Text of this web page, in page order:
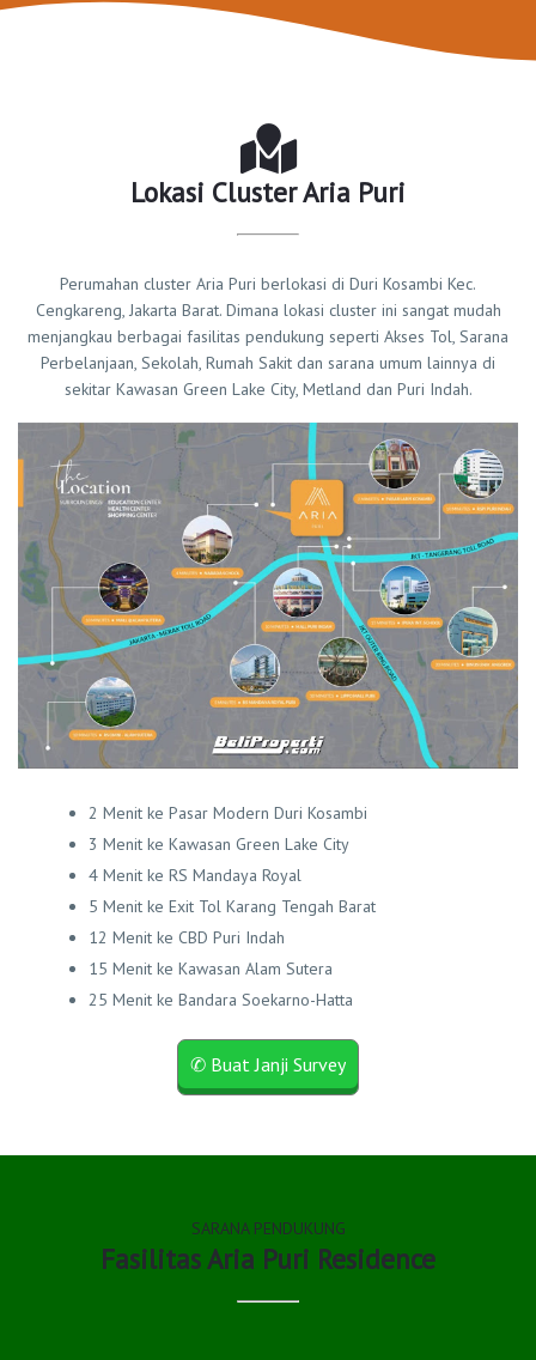
Lokasi Cluster Aria Puri
Perumahan cluster Aria Puri berlokasi di Duri Kosambi Kec.
Cengkareng, Jakarta Barat. Dimana lokasi cluster ini sangat mudah
menjangkau berbagai fasilitas pendukung seperti Akses Tol, Sarana
Perbelanjaan, Sekolah, Rumah Sakit dan sarana umum lainnya di
sekitar Kawasan Green Lake City, Metland dan Puri Indah.
2 Menit ke Pasar Modern Duri Kosambi
3 Menit ke Kawasan Green Lake City
4 Menit ke RS Mandaya Royal
5 Menit ke Exit Tol Karang Tengah Barat
12 Menit ke CBD Puri Indah
15 Menit ke Kawasan Alam Sutera
25 Menit ke Bandara Soekarno-Hatta
SARANA PENDUKUNG
Fasilitas Aria Puri Residence